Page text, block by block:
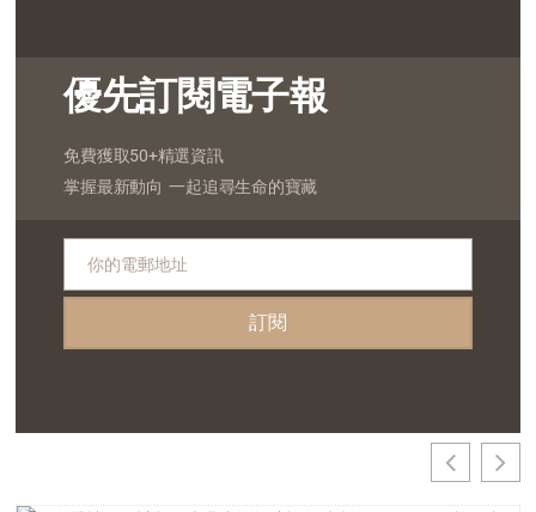
優先訂閱電子報
免費獲取50+精選資訊
掌握最新動向 一起追尋生命的寶藏
郵
址
你的電郵地址
訂閱